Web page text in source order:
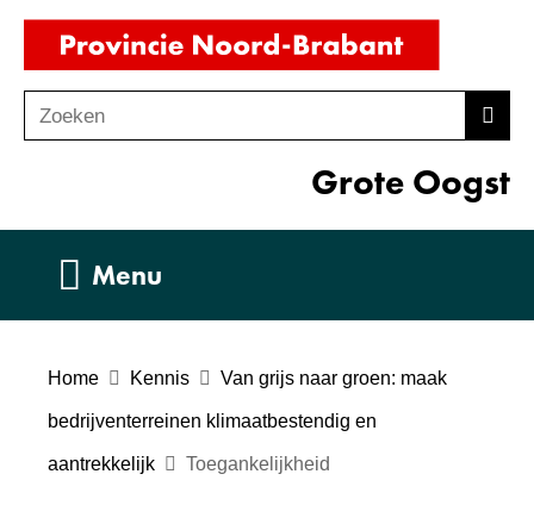
Ga
de
inhoud
o
Zoeken
Grote Oogst
Menu
Home Kennis Van grijs naar groen: maak
bedrijventerreinen klimaatbestendig en
aantrekkelijk Toegankelijkheid